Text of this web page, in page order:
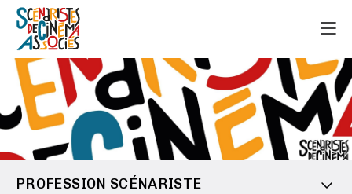
PROFESSION SCÉNARISTE